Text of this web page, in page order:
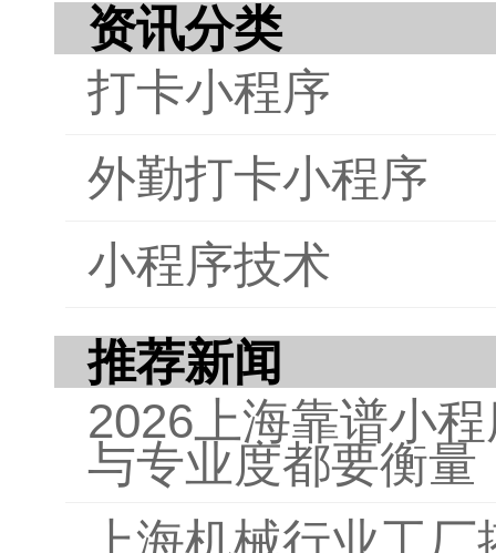
迸
资讯分类
打卡小程序
外勤打卡小程序
小程序技术
推荐新闻
2026上海靠谱小
与专业度都要衡量
上海机械行业工